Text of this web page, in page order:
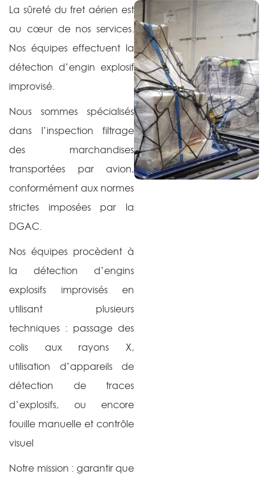
La sûreté du fret aérien est
au cœur de nos services.
Nos équipes effectuent la
détection d’engin explosif
improvisé.
Nous sommes spécialisés
dans l’inspection filtrage
des marchandises
transportées par avion,
conformément aux normes
strictes imposées par la
DGAC.
Nos équipes procèdent à
la détection d’engins
explosifs improvisés en
utilisant plusieurs
techniques : passage des
colis aux rayons X,
utilisation d’appareils de
détection de traces
d’explosifs, ou encore
fouille manuelle et contrôle
visuel
Notre mission : garantir que